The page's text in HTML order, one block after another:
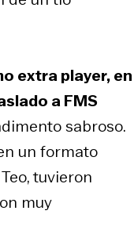
extra player, en
a FMS
sabroso.
un formato
tuvieron
muy